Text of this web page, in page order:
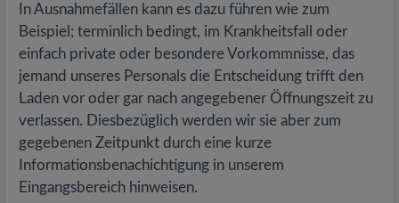
In Ausnahmefällen kann es dazu führen wie zum
Beispiel; terminlich bedingt, im Krankheitsfall oder
einfach private oder besondere Vorkommnisse, das
jemand unseres Personals die Entscheidung trifft den
Laden vor oder gar nach angegebener Öffnungszeit zu
verlassen. Diesbezüglich werden wir sie aber zum
gegebenen Zeitpunkt durch eine kurze
Informationsbenachichtigung in unserem
Eingangsbereich hinweisen.